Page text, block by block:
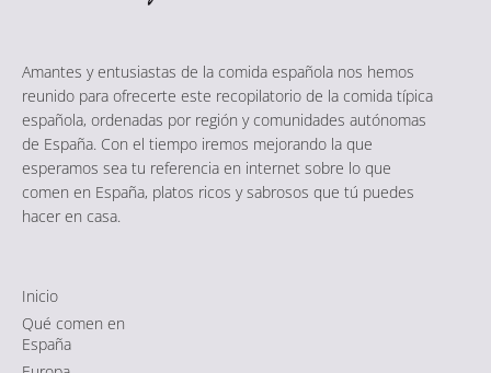
Amantes y entusiastas de la comida española nos hemos
reunido para ofrecerte este recopilatorio de la comida típica
española, ordenadas por región y comunidades autónomas
de España. Con el tiempo iremos mejorando la que
esperamos sea tu referencia en internet sobre lo que
comen en España, platos ricos y sabrosos que tú puedes
hacer en casa.
Inicio
Qué comen en
España